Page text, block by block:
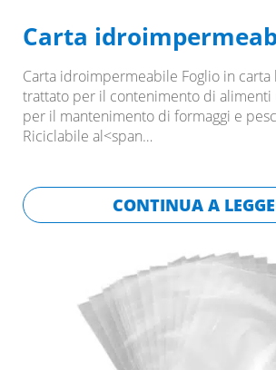
Carta
Carta idroimpermeabile Foglio in carta
trattato per il contenimento di alimenti
per il mantenimento di formaggi e
Riciclabile al<span…
CONTINUA A